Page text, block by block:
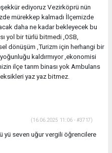
ediyoruz Vezirköprü nün
mürekkep kalmadı İlçemizde
daha ne kadar bekleyecek bu
yol bir türlü bitmedi ,OSB,
dönüşüm ,Turizm için herhangi bir
kaldırmıyor ,ekonomisi
ilçe tarım binası yok Ambulans
yaz yaz bitmez.
(16.06.2025 11:06 - #3717)
yü seven uğur vergili öğrencilere